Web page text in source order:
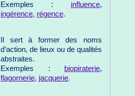
Exemples : influence,
ingérence, régence.
Il sert à former des noms
d’action, de lieux ou de qualités
abstraites.
Exemples :
biopiraterie,
flagornerie, jacquerie.